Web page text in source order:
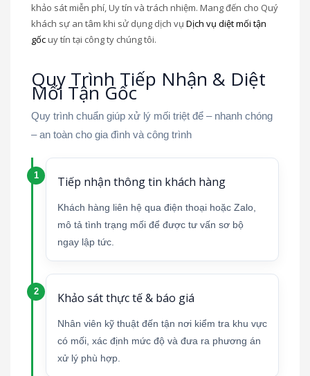
khảo sát miễn phí, Uy tín và trách nhiệm. Mang đến cho Quý
khách sự an tâm khi sử dụng dịch vụ Dịch vụ diệt mối tận
gốcuy tín tại công ty chúng tôi.
Quy Trình Tiếp Nhận & Diệt
Mối Tận Gốc
Quy trình chuẩn giúp xử lý mối triệt để – nhanh chóng
– an toàn cho gia đình và công trình
Tiếp nhận thông tin khách hàng
Khách hàng liên hệ qua điện thoại hoặc Zalo,
mô tả tình trạng mối để được tư vấn sơ bộ
ngay lập tức.
Khảo sát thực tế & báo giá
Nhân viên kỹ thuật đến tận nơi kiểm tra khu vực
có mối, xác định mức độ và đưa ra phương án
xử lý phù hợp.